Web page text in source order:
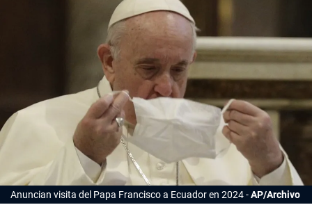
Anuncian visita del Papa Francisco a Ecuador en 2024 AP/Archivo